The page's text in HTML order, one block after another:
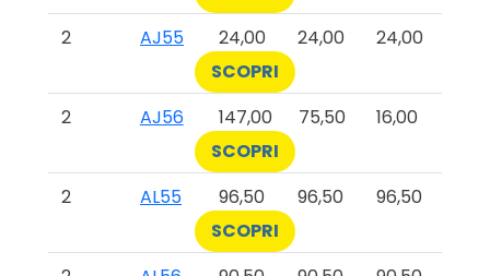
2
AJ55 24,00 24,00
24,00
SCOPRI
2
AJ56 147,00 75,50
16,00
SCOPRI
2
AL55 96,50 96,50
96,50
SCOPRI